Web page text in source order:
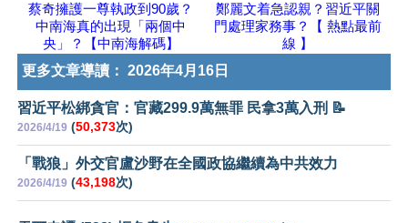
蔡奇擁護一尊執政到90歲？
中南海真的出現「兩個中
央」？【中南海解碼】
鄭麗文着急認親？習近平關
門處理家務事？【 熱點最前
線 】
更多文章導讀： 2026年4月16日
習近平松綁貪官：官藏299.9萬無罪 民拿3萬入刑 📝
2026/4/19 (50,373次)
「戰狼」外交官盧沙野在全國政協繼續為中共效力
2026/4/19 (43,198次)